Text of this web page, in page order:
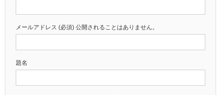
メールアドレス (必須) 公開されることはありません。
題名